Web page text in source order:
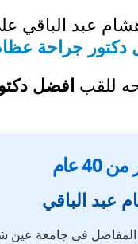
عبد
دكتور جراحة
للقب افضل
40 عام
عبد الباقي
المفاصل فى جامعة